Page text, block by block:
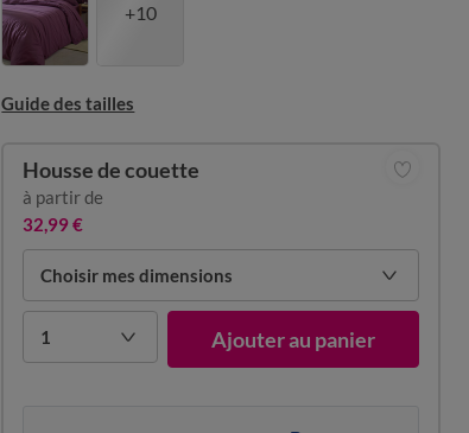
+10
Guide des tailles
Choisir mes dimensions
1 Ajouter au panier
Housse de couette
à partir de
32,99 €